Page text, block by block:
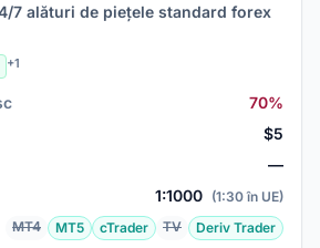
7 alături de piețele standard forex
+1
70%
$5
—
1:1000 (1:30 în UE)
MT4 MT5 cTrader TV Deriv Trader